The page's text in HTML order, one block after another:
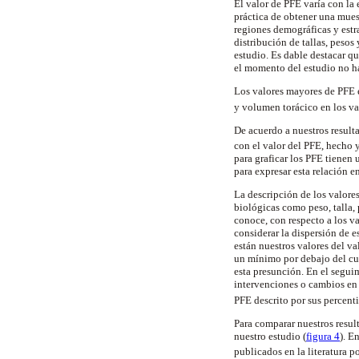
El valor de PFE varía con la
práctica de obtener una
regiones demográficas y
distribución de tallas, pesos
estudio. Es dable destacar
el momento del estudio no
Los valores mayores de
y volumen torácico en los
De acuerdo a nuestros
con el valor del PFE, hecho
para graficar los PFE tienen
para expresar esta relación
La descripción de los
biológicas como peso, talla,
conoce, con respecto a los
considerar la dispersión de
están nuestros valores del
un mínimo por debajo del
esta presunción. En el
intervenciones o cambios
PFE descrito por sus
Para comparar nuestros
nuestro estudio (figura 4).
publicados en la literatura